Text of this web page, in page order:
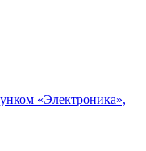
«Электроника»,